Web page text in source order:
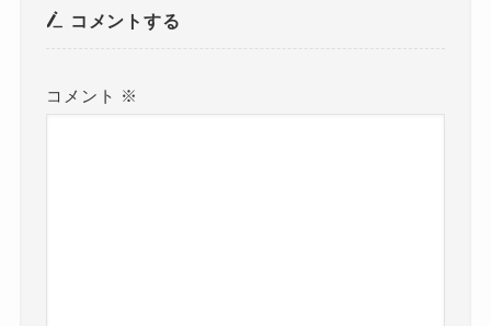
コメントする
コメント ※